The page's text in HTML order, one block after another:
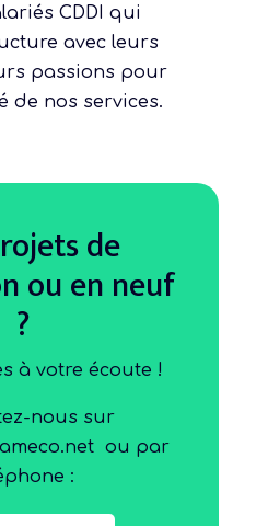
CDDI qui
avec leurs
passions pour
de nos services.
de
ou en neuf
?
à votre écoute !
nous sur
ou par
: